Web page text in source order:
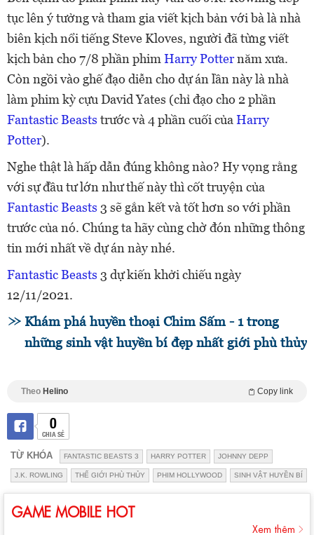
tục lên ý tưởng và tham gia viết kịch bản với bà là nhà
biên kịch nổi tiếng Steve Kloves, người đã từng viết
kịch bản cho 7/8 phần phim Harry Potternăm xưa.
Còn ngồi vào ghế đạo diễn cho dự án lần này là nhà
làm phim kỳ cựu David Yates (chỉ đạo cho 2 phần
Fantastic Beasts trước và 4 phần cuối của Harry
Potter).
Nghe thật là hấp dẫn đúng không nào? Hy vọng rằng
với sự đầu tư lớn như thế này thì cốt truyện của
Fantastic Beasts 3 sẽ gắn kết và tốt hơn so với phần
trước của nó. Chúng ta hãy cùng chờ đón những thông
tin mới nhất về dự án này nhé.
Fantastic Beasts 3 dự kiến khởi chiếu ngày
12/11/2021.
Khám phá huyền thoại Chim Sấm - 1 trong
những sinh vật huyền bí đẹp nhất giới phù thủy
Theo Helino Copy link
0
CHIA SẺ
TỪ KHÓA FANTASTIC BEASTS 3 HARRY POTTER JOHNNY DEPP
J.K. ROWLING THẾ GIỚI PHÙ THỦY PHIM HOLLYWOOD SINH VẬT HUYỀN BÍ
GAME MOBILE HOT
Xem thêm